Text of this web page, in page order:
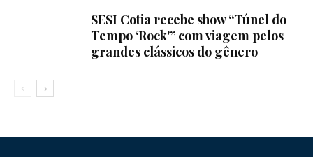
SESI Cotia recebe show “Túnel do
Tempo ‘Rock'” com viagem pelos
grandes clássicos do gênero